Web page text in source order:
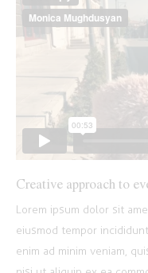
Creative approach to
Lorem ipsum dolor sit
eiusmod tempor
enim ad minim veniam,